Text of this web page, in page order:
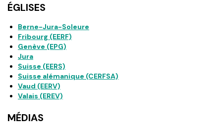
ÉGLISES
Berne-Jura-Soleure
Fribourg (EERF)
Genève (EPG)
Jura
Suisse (EERS)
Suisse alémanique (CERFSA)
Vaud (EERV)
Valais (EREV)
MÉDIAS